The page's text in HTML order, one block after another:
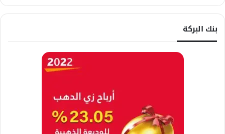
بنك البركة